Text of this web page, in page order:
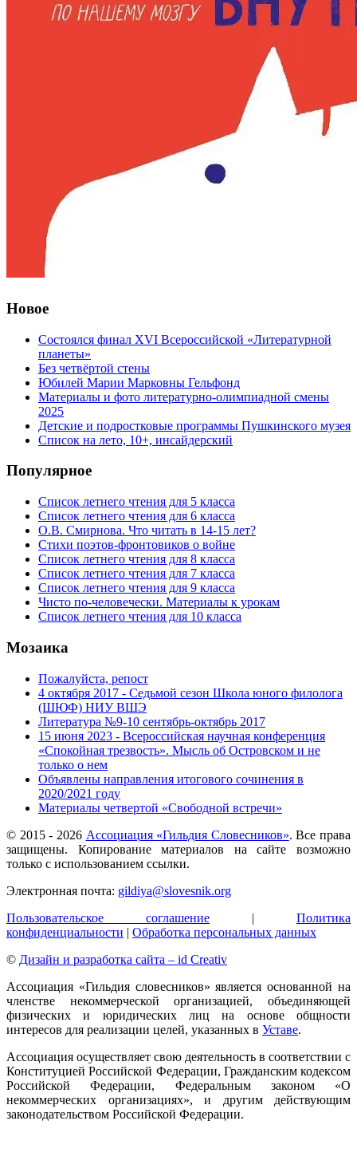
Новое
Состоялся финал XVI Всероссийской «Литературной
планеты»
Без четвёртой стены
Юбилей Марии Марковны Гельфонд
Материалы и фото литературно-олимпиадной смены
2025
Детские и подростковые программы Пушкинского музея
Список на лето, 10+, инсайдерский
Популярное
Список летнего чтения для 5 класса
Список летнего чтения для 6 класса
О.В. Смирнова. Что читать в 14-15 лет?
Стихи поэтов-фронтовиков о войне
Список летнего чтения для 8 класса
Список летнего чтения для 7 класса
Список летнего чтения для 9 класса
Чисто по-человечески. Материалы к урокам
Список летнего чтения для 10 класса
Мозаика
Пожалуйста, репост
4 октября 2017 - Седьмой сезон Школа юного филолога
(ШЮФ) НИУ ВШЭ
Литература №9-10 сентябрь-октябрь 2017
15 июня 2023 - Всероссийская научная конференция
«Спокойная трезвость». Мысль об Островском и не
только о нем
Объявлены направления итогового сочинения в
2020/2021 году
Материалы четвертой «Свободной встречи»
© 2015 - 2026 Ассоциация «Гильдия Словесников». Все права
защищены. Копирование материалов на сайте возможно
только с использованием ссылки.
Электронная почта: gildiya@slovesnik.org
Пользовательское соглашение | Политика
конфиденциальности | Обработка персональных данных
© Дизайн и разработка сайта – id Creativ
Ассоциация «Гильдия словесников» является основанной на
членстве некоммерческой организацией, объединяющей
физических и юридических лиц на основе общности
интересов для реализации целей, указанных в Уставе.
Ассоциация осуществляет свою деятельность в соответствии с
Конституцией Российской Федерации, Гражданским кодексом
Российской Федерации, Федеральным законом «О
некоммерческих организациях», и другим действующим
законодательством Российской Федерации.